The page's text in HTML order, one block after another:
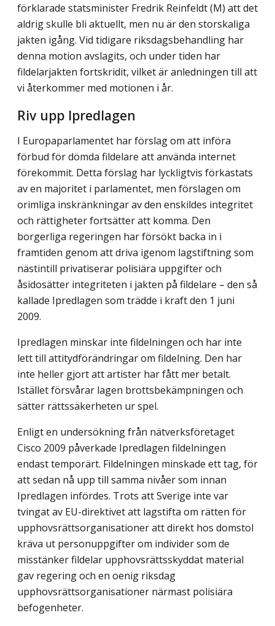
förklarade statsminister Fredrik Reinfeldt (M) att det
aldrig skulle bli aktuellt, men nu är den storskaliga
jakten igång. Vid tidigare riksdagsbehandling har
denna motion avslagits, och under tiden har
fildelarjakten fortskridit, vilket är anledningen till att
vi återkommer med motionen i år.
Riv upp Ipredlagen
I Europaparlamentet har förslag om att införa
förbud för dömda fildelare att använda internet
förekommit. Detta förslag har lyckligtvis förkastats
av en majoritet i parlamentet, men förslagen om
orimliga inskränkningar av den enskildes integritet
och rättigheter fortsätter att komma. Den
borgerliga regeringen har försökt backa in i
framtiden genom att driva igenom lagstiftning som
nästintill privatiserar polisiära uppgifter och
åsidosätter integriteten i jakten på fildelare – den så
kallade Ipredlagen som trädde i kraft den 1 juni
2009.
Ipredlagen minskar inte fildelningen och har inte
lett till attitydförändringar om fildelning. Den har
inte heller gjort att artister har fått mer betalt.
Istället försvårar lagen brottsbekämpningen och
sätter rättssäkerheten ur spel.
Enligt en undersökning från nätverksföretaget
Cisco 2009 påverkade Ipredlagen fildelningen
endast temporärt. Fildelningen minskade ett tag, för
att sedan nå upp till samma nivåer som innan
Ipredlagen infördes. Trots att Sverige inte var
tvingat av EU-direktivet att lagstifta om rätten för
upphovsrättsorganisationer att direkt hos domstol
kräva ut personuppgifter om individer som de
misstänker fildelar upphovsrättsskyddat material
gav regering och en oenig riksdag
upphovsrättsorganisationer närmast polisiära
befogenheter.